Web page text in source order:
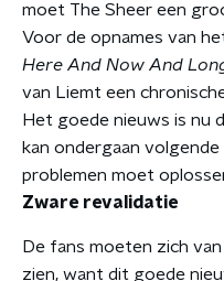
moet The Sheer een
Voor de opnames van
Here And Now And
van Liemt een
Het goede nieuws is nu
kan ondergaan
problemen moet
Zware revalidatie
De fans moeten zich
zien, want dit goede